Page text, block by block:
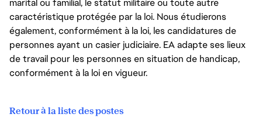
marital ou familial, le statut militaire ou toute autre
caractéristique protégée par la loi. Nous étudierons
également, conformément à la loi, les candidatures de
personnes ayant un casier judiciaire. EA adapte ses lieux
de travail pour les personnes en situation de handicap,
conformément à la loi en vigueur.
Retour à la liste des postes